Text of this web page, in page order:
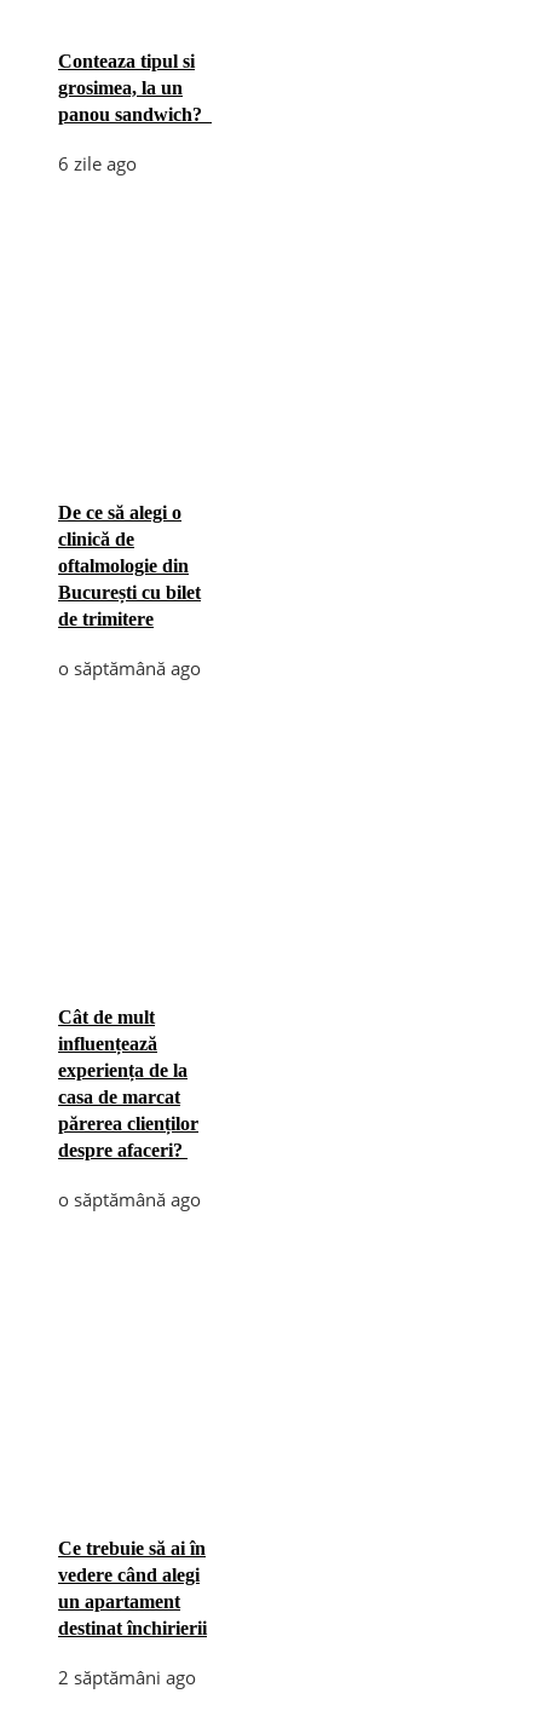
Conteaza tipul si
grosimea, la un
panou sandwich?
6 zile ago
De ce să alegi o
clinică de
oftalmologie din
București cu bilet
de trimitere
o săptămână ago
Cât de mult
influențează
experiența de la
casa de marcat
părerea clienților
despre afaceri?
o săptămână ago
Ce trebuie să ai în
vedere când alegi
un apartament
destinat închirierii
2 săptămâni ago